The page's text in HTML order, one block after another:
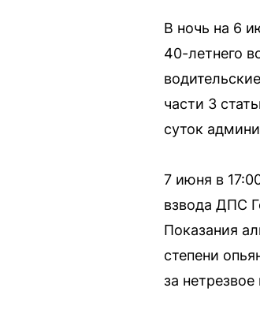
В ночь на 6
40-летнего
части 3
суток
7 июня в
взвода ДПС
Показания
степени
за